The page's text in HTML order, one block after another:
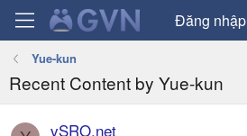
Đăng nhập
Yue-kun
Recent Content by Yue-kun
vSRO.net